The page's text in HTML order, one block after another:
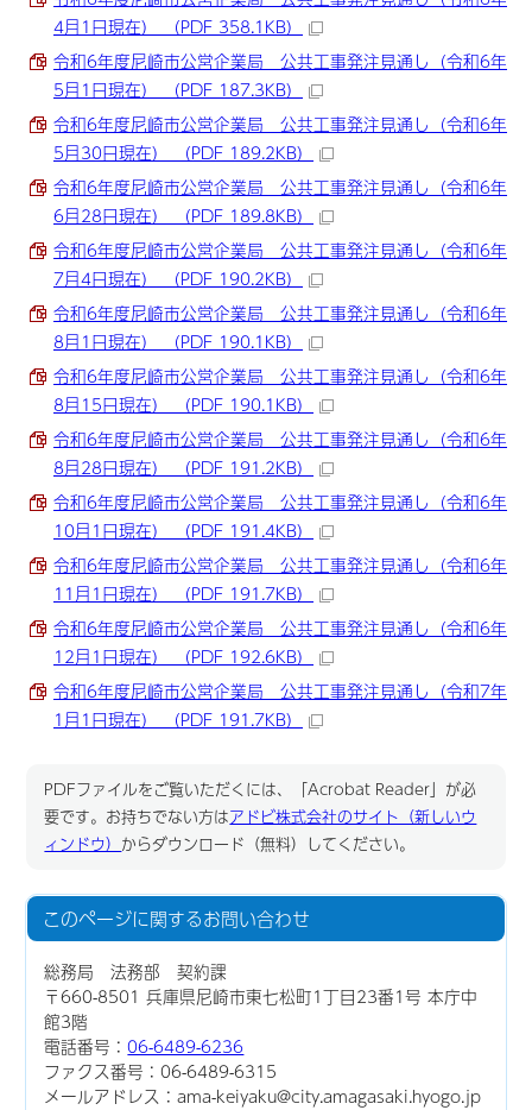
4月1日現在） （PDF 358.1KB）
令和6年度尼崎市公営企業局 公共工事発注見通し（令和6年
5月1日現在） （PDF 187.3KB）
令和6年度尼崎市公営企業局 公共工事発注見通し（令和6年
5月30日現在） （PDF 189.2KB）
令和6年度尼崎市公営企業局 公共工事発注見通し（令和6年
6月28日現在） （PDF 189.8KB）
令和6年度尼崎市公営企業局 公共工事発注見通し（令和6年
7月4日現在） （PDF 190.2KB）
令和6年度尼崎市公営企業局 公共工事発注見通し（令和6年
8月1日現在） （PDF 190.1KB）
令和6年度尼崎市公営企業局 公共工事発注見通し（令和6年
8月15日現在） （PDF 190.1KB）
令和6年度尼崎市公営企業局 公共工事発注見通し（令和6年
8月28日現在） （PDF 191.2KB）
令和6年度尼崎市公営企業局 公共工事発注見通し（令和6年
10月1日現在） （PDF 191.4KB）
令和6年度尼崎市公営企業局 公共工事発注見通し（令和6年
11月1日現在） （PDF 191.7KB）
令和6年度尼崎市公営企業局 公共工事発注見通し（令和6年
12月1日現在） （PDF 192.6KB）
令和6年度尼崎市公営企業局 公共工事発注見通し（令和7年
1月1日現在） （PDF 191.7KB）
PDFファイルをご覧いただくには、「Acrobat Reader」が必
要です。お持ちでない方はアドビ株式会社のサイト（新しいウ
ィンドウ） からダウンロード（無料）してください。
このページに関するお問い合わせ
総務局 法務部 契約課
〒660-8501 兵庫県尼崎市東七松町1丁目23番1号 本庁中
館3階
電話番号：06-6489-6236
ファクス番号：06-6489-6315
メールアドレス：ama-keiyaku@city.amagasaki.hyogo.jp